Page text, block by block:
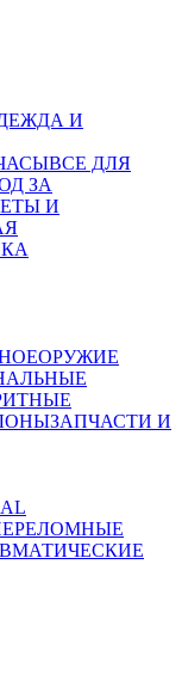
И
ВСЕ ДЛЯ
ЗА
И
ОРУЖИЕ
ЗАПЧАСТИ И